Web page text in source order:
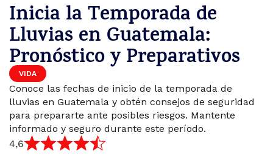
Inicia la Temporada de
Lluvias en Guatemala:
Pronóstico y Preparativos
VIDA
Conoce las fechas de inicio de la temporada de
lluvias en Guatemala y obtén consejos de seguridad
para prepararte ante posibles riesgos. Mantente
informado y seguro durante este período.
4,6